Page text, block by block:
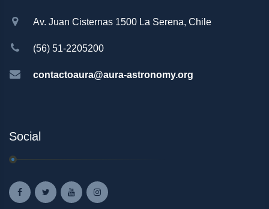
Av. Juan Cisternas 1500 La Serena, Chile
(56) 51-2205200
contactoaura@aura-astronomy.org
Social